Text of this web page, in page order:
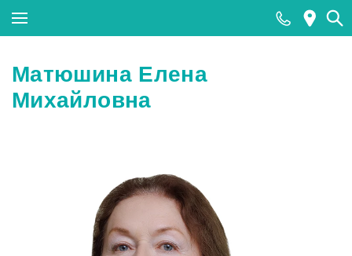
Ультразвуковая диагностика (УЗИ)
Лабораторные исследования
Матюшина Елена
Михайловна